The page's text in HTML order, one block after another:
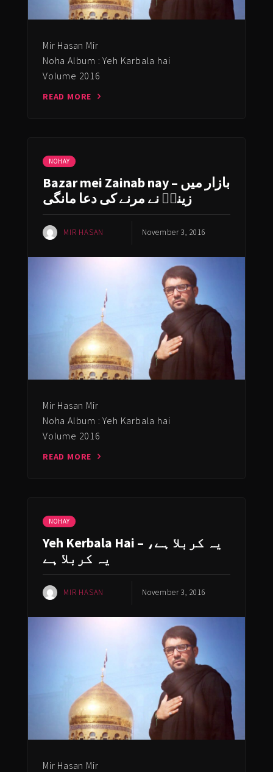
Mir Hasan Mir
Noha Album : Yeh Karbala hai
Volume 2016
READ MORE
NOHAY
Bazar mei Zainab nay – بازار میں
زینبؑ نے مرنے کی دعا مانگی
MIR HASAN November 3, 2016
Mir Hasan Mir
Noha Album : Yeh Karbala hai
Volume 2016
READ MORE
NOHAY
Yeh Kerbala Hai – یہ کربلا ہے،
یہ کربلا ہے
MIR HASAN November 3, 2016
Mir Hasan Mir